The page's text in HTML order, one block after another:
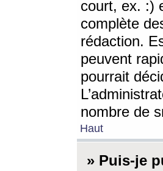
court, ex. :)
complète
rédaction.
peuvent
pourrait
nombre de
Haut
» Puis-je